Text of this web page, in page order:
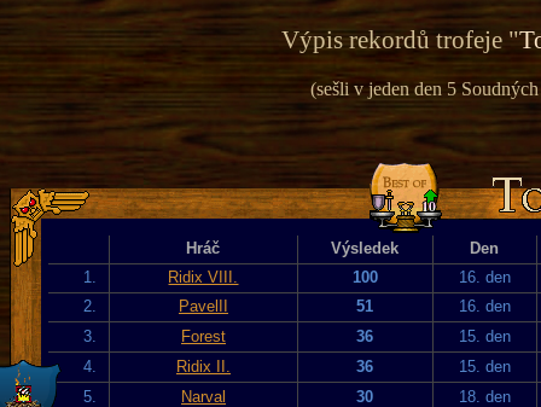
Výpis rekordů trofeje "
(sešli v jeden den 5
Hráč Výsledek
Den
1.
Ridix VIII. 100
16. den
2.
PavelII 51
16. den
3.
Forest 36
15. den
4.
Ridix II. 36
15. den
5.
Narval 30
18. den